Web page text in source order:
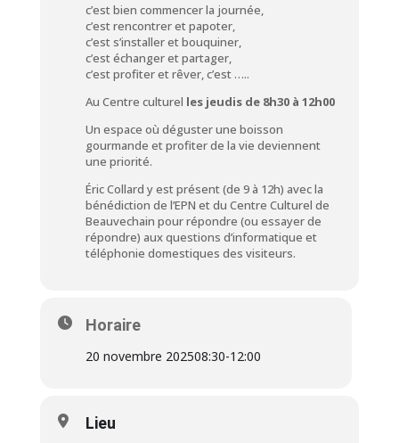
c’est bien commencer la journée,
c’est rencontrer et papoter,
c’est s’installer et bouquiner,
c’est échanger et partager,
c’est profiter et rêver, c’est …..
Au Centre culturel les jeudis de 8h30 à 12h00
Un espace où déguster une boisson
gourmande et profiter de la vie deviennent
une priorité.
Éric Collard y est présent (de 9 à 12h) avec la
bénédiction de l’EPN et du Centre Culturel de
Beauvechain pour répondre (ou essayer de
répondre) aux questions d’informatique et
téléphonie domestiques des visiteurs.
Horaire
20 novembre 202508:30-12:00
Lieu